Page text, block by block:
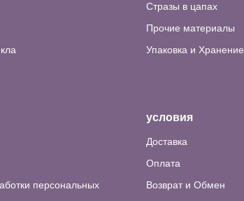
Стразы в цапах
Прочие материалы
Упаковка и Хранение
персональных
условия
Доставка
Оплата
Возврат и Обмен